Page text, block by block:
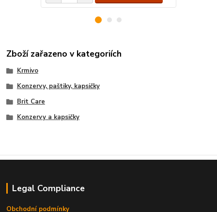
Zboží zařazeno v kategoriích
Krmivo
Konzervy, paštiky, kapsičky
Brit Care
Konzervy a kapsičky
Legal Compliance
Obchodní podmínky